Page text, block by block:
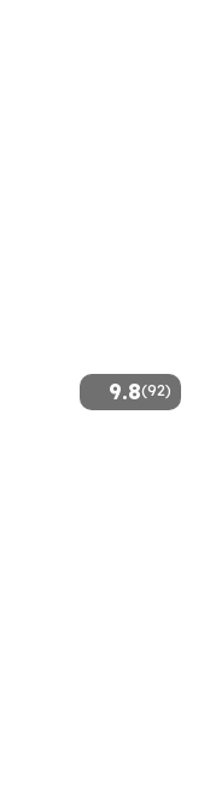
9.8(92)